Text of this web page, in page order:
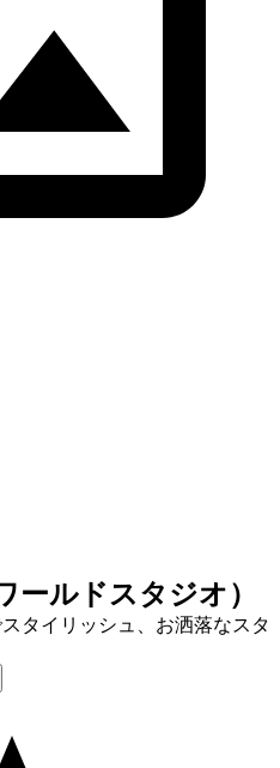
ールドスタジオ）
タイリッシュ、お洒落なスタ